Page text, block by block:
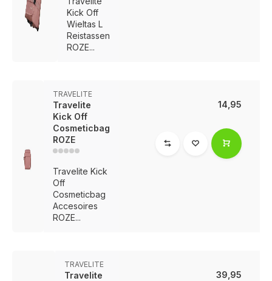
Kick Off
Wieltas L
Reistassen
ROZE...
TRAVELITE
Travelite
Kick Off
Cosmeticbag
ROZE
Travelite Kick
Off
Cosmeticbag
Accesoires
ROZE...
14,95
TRAVELITE
Travelite
39,95